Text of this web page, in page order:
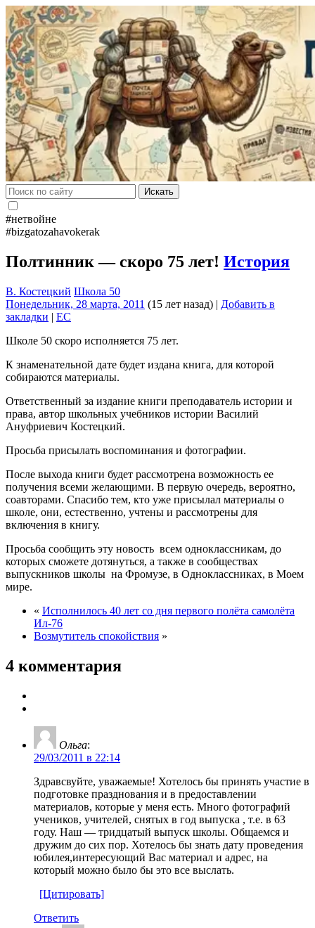
Искать
#нетвойне
#bizgatozahavokerak
Полтинник — скоро 75 лет! История
В. Костецкий Школа 50
Понедельник, 28 марта, 2011 (15 лет назад) | Добавить в
закладки | EC
Школе 50 скоро исполняется 75 лет.
К знаменательной дате будет издана книга, для которой
собираются материалы.
Ответственный за издание книги преподаватель истории и
права, автор школьных учебников истории Василий
Ануфриевич Костецкий.
Просьба присылать воспоминания и фотографии.
После выхода книги будет рассмотрена возможность ее
получения всеми желающими. В первую очередь, вероятно,
соавторами. Спасибо тем, кто уже присылал материалы о
школе, они, естественно, учтены и рассмотрены для
включения в книгу.
Просьба сообщить эту новость всем одноклассникам, до
которых сможете дотянуться, а также в сообществах
выпускников школы на Фромузе, в Одноклассниках, в Моем
мире.
« Исполнилось 40 лет со дня первого полёта самолёта
Ил-76
Возмутитель спокойствия »
4 комментария
Ольга:
29/03/2011 в 22:14
Здравсвуйте, уважаемые! Хотелось бы принять участие в
подготовке празднования и в предоставлении
материалов, которые у меня есть. Много фотографий
учеников, учителей, снятых в год выпуска , т.е. в 63
году. Наш — тридцатый выпуск школы. Общаемся и
дружим до сих пор. Хотелось бы знать дату проведения
юбилея,интересующий Вас материал и адрес, на
который можно было бы это все выслать.
[Цитировать]
Ответить